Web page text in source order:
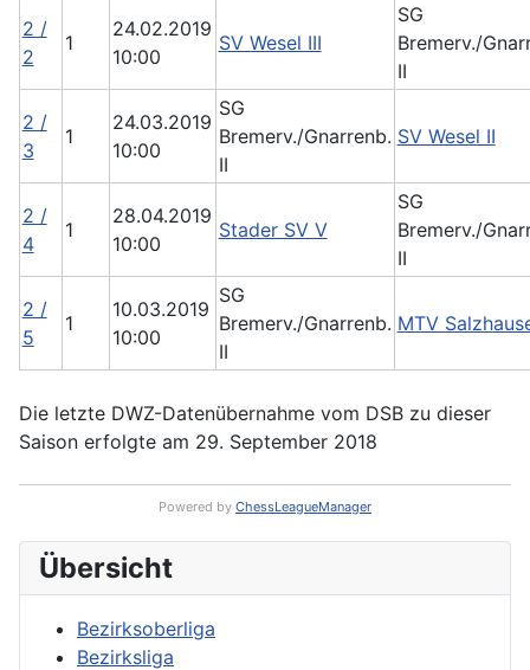
Übersicht
Bezirksoberliga
Bezirksliga
2 /
2
1
24.02.2019
10:00
SV Wesel III
SG
Bremerv./
II
2 /
3
1
24.03.2019
10:00
SG
Bremerv./Gnarrenb.
II
SV Wesel II
2 /
4
1
28.04.2019
10:00
Stader SV V
SG
Bremerv./
II
2 /
5
1
10.03.2019
10:00
SG
Bremerv./Gnarrenb.
II
MTV
Die letzte DWZ-Datenübernahme vom DSB zu dieser
Saison erfolgte am 29. September 2018
Powered by ChessLeagueManager